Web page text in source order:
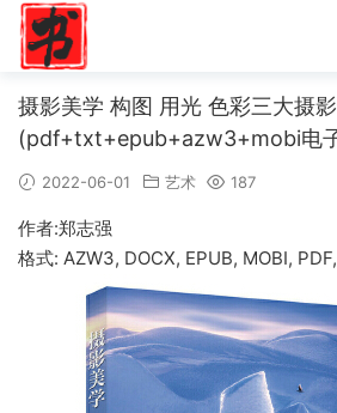
摄影美学 构图 用光 色彩三大摄
(pdf+txt+epub+azw3+mobi电
2022-06-01 艺术 187
作者:郑志强
格式: AZW3, DOCX, EPUB, MOBI,